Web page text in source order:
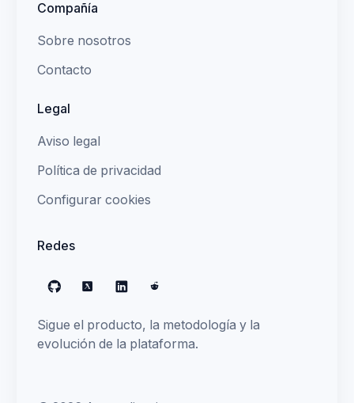
Compañía
Sobre nosotros
Contacto
Legal
Aviso legal
Política de privacidad
Configurar cookies
Redes
GitHub
X LinkedInReddit
Sigue el producto, la metodología y la
evolución de la plataforma.